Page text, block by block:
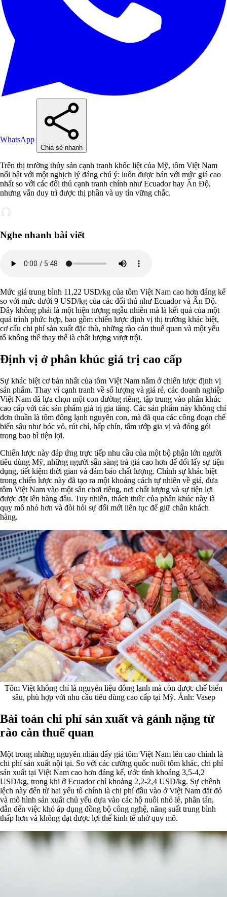
WhatsApp
Chia sẻ nhanh
Trên thị trường thủy sản cạnh tranh khốc liệt của Mỹ, tôm Việt Nam
nổi bật với một nghịch lý đáng chú ý: luôn được bán với mức giá cao
nhất so với các đối thủ cạnh tranh chính như Ecuador hay Ấn Độ,
nhưng vẫn duy trì được thị phần và uy tín vững chắc.
Nghe nhanh bài viết
Mức giá trung bình 11,22 USD/kg của tôm Việt Nam cao hơn đáng kể
so với mức dưới 9 USD/kg của các đối thủ như Ecuador và Ấn Độ.
Đây không phải là một hiện tượng ngẫu nhiên mà là kết quả của một
quá trình phức hợp, bao gồm chiến lược định vị thị trường khác biệt,
cơ cấu chi phí sản xuất đặc thù, những rào cản thuế quan và một yếu
tố không thể thay thế là chất lượng vượt trội.
Định vị ở phân khúc giá trị cao cấp
Sự khác biệt cơ bản nhất của tôm Việt Nam nằm ở chiến lược định vị
sản phẩm. Thay vì cạnh tranh về số lượng và giá rẻ, các doanh nghiệp
Việt Nam đã lựa chọn một con đường riêng, tập trung vào phân khúc
cao cấp với các sản phẩm giá trị gia tăng. Các sản phẩm này không chỉ
đơn thuần là tôm đông lạnh nguyên con, mà đã qua các công đoạn chế
biến sâu như bóc vỏ, rút chỉ, hấp chín, tẩm ướp gia vị và đóng gói
trong bao bì tiện lợi.
Chiến lược này đáp ứng trực tiếp nhu cầu của một bộ phận lớn người
tiêu dùng Mỹ, những người sẵn sàng trả giá cao hơn để đổi lấy sự tiện
dụng, tiết kiệm thời gian và đảm bảo chất lượng. Chính sự khác biệt
trong chiến lược này đã tạo ra một khoảng cách tự nhiên về giá, đưa
tôm Việt Nam vào một sân chơi riêng, nơi chất lượng và sự tiện lợi
được đặt lên hàng đầu. Tuy nhiên, thách thức của phân khúc này là
quy mô nhỏ hơn và đòi hỏi sự đổi mới liên tục để giữ chân khách
hàng.
Tôm Việt không chỉ là nguyên liệu đông lạnh mà còn được chế biến
sâu, phù hợp với nhu cầu tiêu dùng cao cấp tại Mỹ. Ảnh: Vasep
Bài toán chi phí sản xuất và gánh nặng từ
rào cản thuế quan
Một trong những nguyên nhân đẩy giá tôm Việt Nam lên cao chính là
chi phí sản xuất nội tại. So với các cường quốc nuôi tôm khác, chi phí
sản xuất tại Việt Nam cao hơn đáng kể, ước tính khoảng 3,5-4,2
USD/kg, trong khi ở Ecuador chỉ khoảng 2,2-2,4 USD/kg. Sự chênh
lệch này đến từ hai yếu tố chính là chi phí đầu vào ở Việt Nam đắt đỏ
và mô hình sản xuất chủ yếu dựa vào các hộ nuôi nhỏ lẻ, phân tán,
dẫn đến việc khó áp dụng đồng bộ công nghệ, năng suất trung bình
thấp hơn và không đạt được lợi thế kinh tế nhờ quy mô.